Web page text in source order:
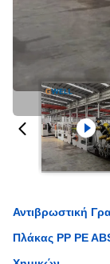
Αντιβρωστική
Πλάκας PP PE